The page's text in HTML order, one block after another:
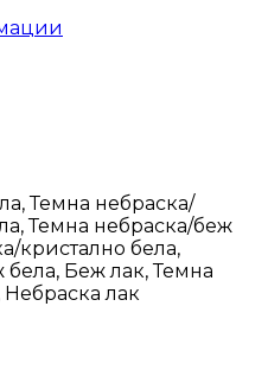
Темна небраска/
Темна небраска/беж
кристално бела,
бела, Беж лак, Темна
Небраска лак